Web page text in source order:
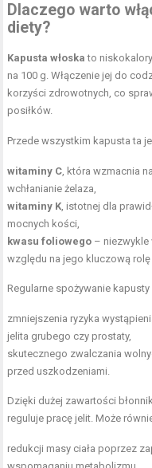
Dlaczego warto
diety?
Kapusta włoska to
na 100 g. Włączenie jej do
korzyści zdrowotnych, co
posiłków.
Przede wszystkim kapusta ta
witaminy C, która wzmacnia
wchłanianie żelaza,
witaminy K, istotnej dla
mocnych kości,
kwasu foliowego – niezwykle
względu na jego kluczową
Regularne spożywanie
zmniejszenia ryzyka
jelita grubego czy prostaty,
skutecznego zwalczania
przed uszkodzeniami.
Dzięki dużej zawartości
reguluje pracę jelit. Może
redukcji masy ciała poprzez